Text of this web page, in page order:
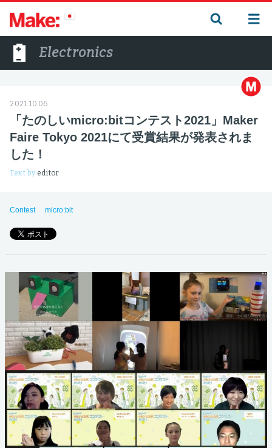
Electronics
2021.10.06
「たのしいmicro:bitコンテスト2021」Maker
Faire Tokyo 2021にて受賞結果が発表されま
した！
Text by editor
Contest micro:bit